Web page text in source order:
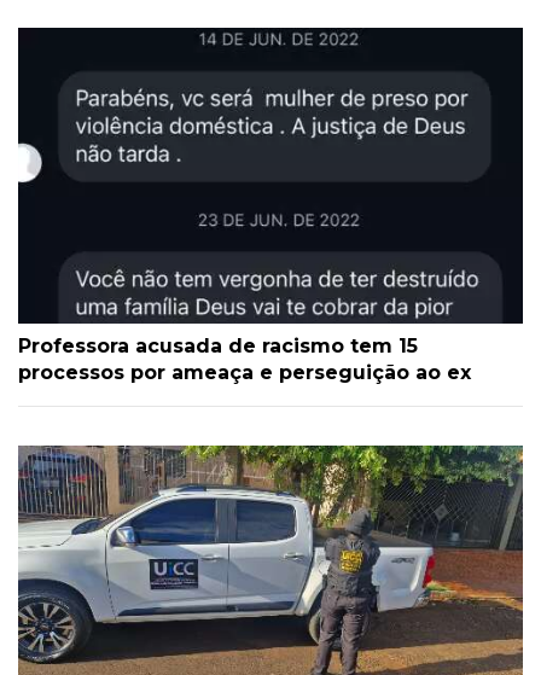
Professora acusada de racismo tem 15
processos por ameaça e perseguição ao ex